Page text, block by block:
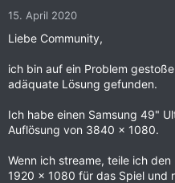
15. April 2020
Liebe Community,
ich bin auf ein Problem
adäquate Lösung gefunden.
Ich habe einen Samsung 49"
Auflösung von 3840 × 1080.
Wenn ich streame, teile ich
1920 x 1080 für das Spiel und